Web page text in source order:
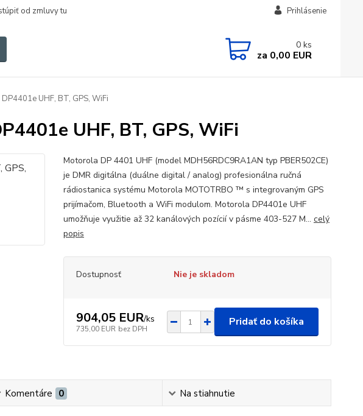
od zmluvy tu Prihlásenie
0 ks
za 0,00 EUR
UHF, BT, GPS, WiFi
UHF, BT, GPS, WiFi
Motorola DP 4401 UHF (model MDH56RDC9RA1AN typ PBER502CE)
je DMR digitálna (duálne digital / analog) profesionálna ručná
rádiostanica systému Motorola MOTOTRBO ™ s integrovaným GPS
prijímačom, Bluetooth a WiFi modulom. Motorola DP4401e UHF
umožňuje využitie až 32 kanálových pozícií v pásme 403-527 M... celý
popis
Dostupnosť Nie je skladom
904,05 EUR/ks
735,00 EUR bez DPH
Pridať do košíka
Komentáre 0 Na stiahnutie